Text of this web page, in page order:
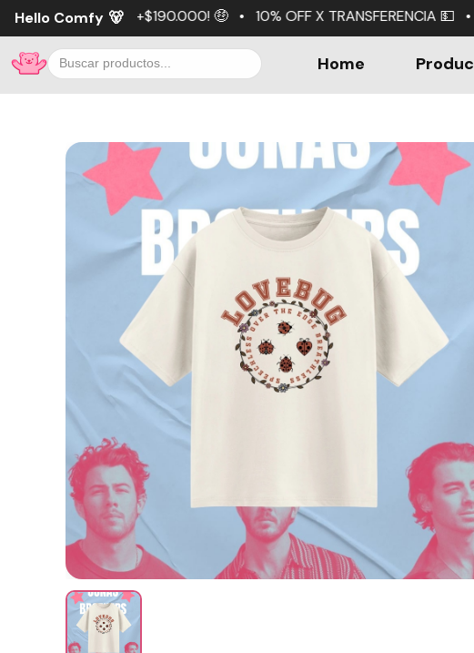
Hello Comfy 🐻
🤑 • 10% OFF X TRANSFERENCIA 💵 • 3 cuotas sin interés
Home